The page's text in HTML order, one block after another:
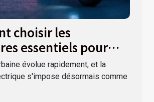
choisir les
essentiels pour
électrique ?
évolue rapidement, et la
s'impose désormais comme